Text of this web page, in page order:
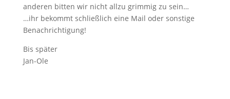
anderen bitten wir nicht allzu grimmig zu sein…
…ihr bekommt schließlich eine Mail oder sonstige
Benachrichtigung!
Bis später
Jan-Ole